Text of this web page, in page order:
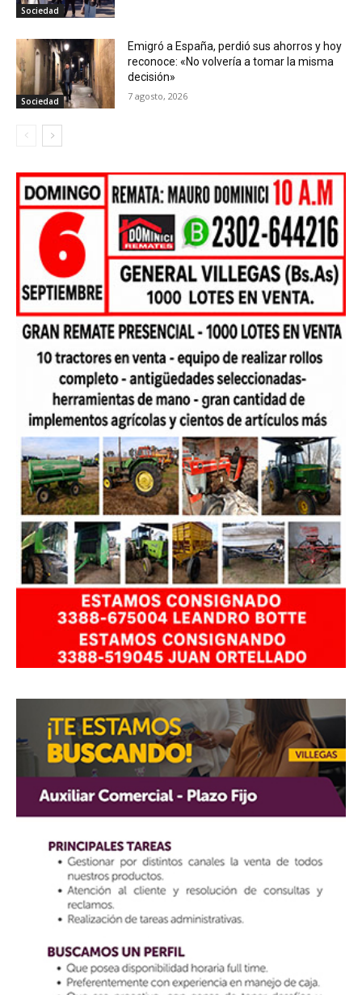
Sociedad
Sociedad
Emigró a España, perdió sus ahorros y hoy
reconoce: «No volvería a tomar la misma
decisión»
7 agosto, 2026